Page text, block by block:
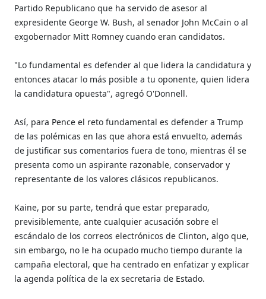
Partido Republicano que ha servido de asesor al
expresidente George W. Bush, al senador John McCain o al
exgobernador Mitt Romney cuando eran candidatos.
"Lo fundamental es defender al que lidera la candidatura y
entonces atacar lo más posible a tu oponente, quien lidera
la candidatura opuesta", agregó O'Donnell.
Así, para Pence el reto fundamental es defender a Trump
de las polémicas en las que ahora está envuelto, además
de justificar sus comentarios fuera de tono, mientras él se
presenta como un aspirante razonable, conservador y
representante de los valores clásicos republicanos.
Kaine, por su parte, tendrá que estar preparado,
previsiblemente, ante cualquier acusación sobre el
escándalo de los correos electrónicos de Clinton, algo que,
sin embargo, no le ha ocupado mucho tiempo durante la
campaña electoral, que ha centrado en enfatizar y explicar
la agenda política de la ex secretaria de Estado.